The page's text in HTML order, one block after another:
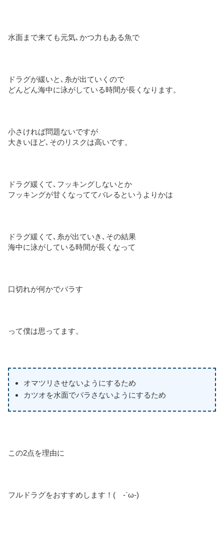
水面まで来ても元気､かつ力もある魚で
ドラグが緩いと､糸が出ていくので
どんどん海中に泳がしている時間が長くなります。
小さければ問題ないですが
大きいほど､そのリスクは高いです。
ドラグ緩くて､フッキングしないとか
フッキングが甘くなっててバレるというよりかは
ドラグ緩くて､糸が出ていき､その結果
海中に泳がしている時間が長くなって
口切れが何かでバラす
って僕は思ってます。
オマツリさせないようにするため
カツオを水面でバラさないようにするため
この2点を理由に
フルドラグをおすすめします！( -`ω-)